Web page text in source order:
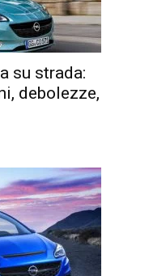
su strada:
debolezze,